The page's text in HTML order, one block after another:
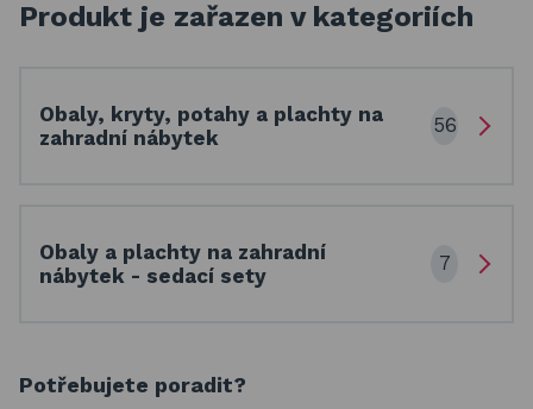
Produkt je zařazen v kategoriích
Obaly, kryty, potahy a plachty na
zahradní nábytek
56
Obaly a plachty na zahradní
nábytek - sedací sety
7
Potřebujete poradit?